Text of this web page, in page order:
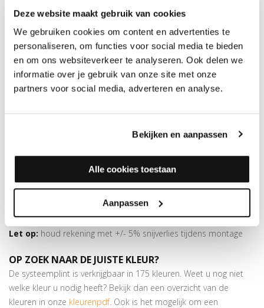
Deze website maakt gebruik van cookies
We gebruiken cookies om content en advertenties te
personaliseren, om functies voor social media te bieden
en om ons websiteverkeer te analyseren. Ook delen we
informatie over je gebruik van onze site met onze
partners voor social media, adverteren en analyse.
Bekijken en aanpassen
Alle cookies toestaan
Aanpassen
DUO-HOEKLIJNPROFIEL 30MM NEWCASTLE EIK GRIJS
#066
Dit 30 mm duo-hoeklijnprofiel van geanodiseerd aluminium is
24,5 mm breed en 200 cm lang. Het is zelfklevend en in meer
dan175 kleuren folieverkrijgbaar. Dit profiel is voorzien van twee
worden.
Goed voor het opvangen van hoogteverschillen van max. 8
In deze kleur is ook eenhoeklijnprofielbeschikbaar van 24,5 x
Let op: houd rekening met +/- 5% snijverlies tijdens montage
OP ZOEK NAAR DE JUISTE KLEUR?
De systeemplint is verkrijgbaar in 175 kleuren. Weet u nog niet
welke kleur u nodig heeft? Bekijk dan een overzicht van de
kleuren in onze kleurenpdf. Ook is het mogelijk om een